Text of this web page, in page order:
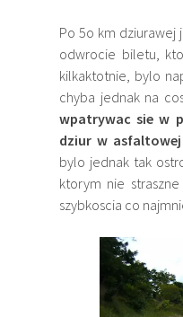
Po 5o km dziurawej
odwrocie biletu,
kilkaktotnie, bylo
chyba jednak na
wpatrywac sie w
dziur w
bylo jednak tak
ktorym nie
szybkoscia co